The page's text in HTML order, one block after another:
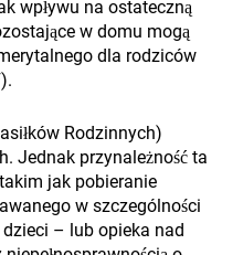
wpływu na ostateczną
w domu mogą
dla rodziców
Rodzinnych)
Jednak przynależność ta
jak pobieranie
w szczególności
– lub opieka nad